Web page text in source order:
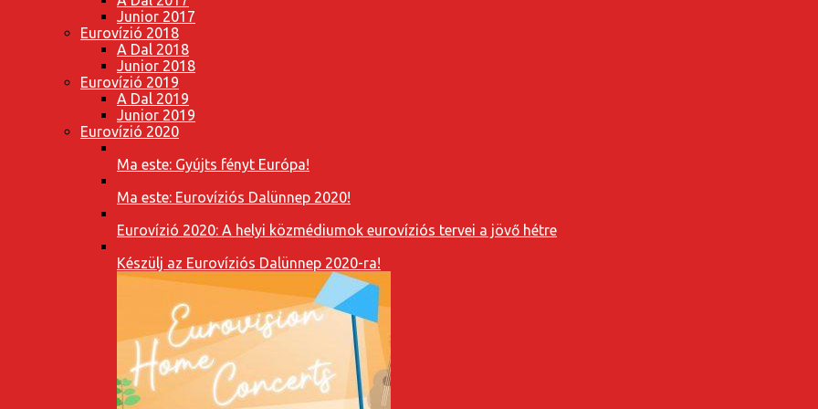
Junior 2017
Eurovízió 2018
A Dal 2018
Junior 2018
Eurovízió 2019
A Dal 2019
Junior 2019
Eurovízió 2020
Ma este: Gyújts fényt Európa!
Ma este: Eurovíziós Dalünnep 2020!
Eurovízió 2020: A helyi közmédiumok eurovíziós tervei a jövő hétre
Készülj az Eurovíziós Dalünnep 2020-ra!